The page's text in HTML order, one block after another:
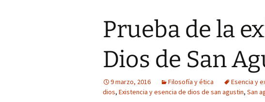
Prueba de la
Dios de San
9 marzo, 2016 Filosofía y ética Esencia y
dios, Existencia y esencia de dios de san agustin, San